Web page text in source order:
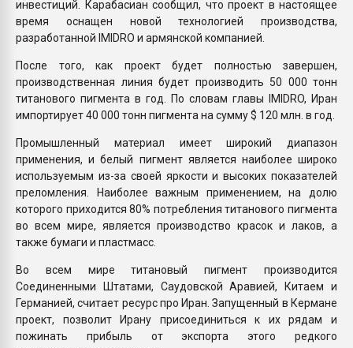
инвестиций. Карабасиан сообщил, что проект в настоящее
время оснащен новой технологией производства,
разработанной IMIDRO и армянской компанией.
После того, как проект будет полностью завершен,
производственная линия будет производить 50 000 тонн
титанового пигмента в год. По словам главы IMIDRO, Иран
импортирует 40 000 тонн пигмента на сумму $ 120 млн. в год.
Промышленный материал имеет широкий диапазон
применения, и белый пигмент является наиболее широко
используемым из-за своей яркости и высоких показателей
преломления. Наиболее важным применением, на долю
которого приходится 80% потребления титанового пигмента
во всем мире, является производство красок и лаков, а
также бумаги и пластмасс.
Во всем мире титановый пигмент производится
Соединенными Штатами, Саудовской Аравией, Китаем и
Германией, считает ресурс про Иран. Запущенный в Кермане
проект, позволит Ирану присоединиться к их рядам и
пожинать прибыль от экспорта этого редкого